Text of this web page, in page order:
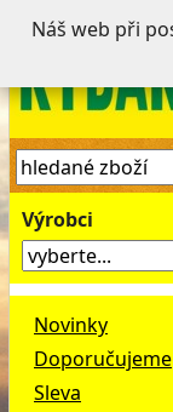
Výrobci
Novinky
Doporučujeme
Sleva
Náš web při